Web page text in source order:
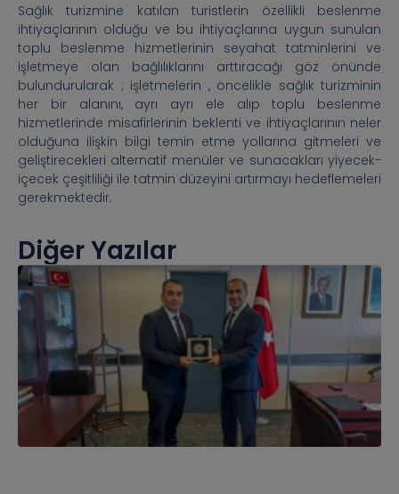
Sağlık turizmine katılan turistlerin özellikli beslenme
ihtiyaçlarının olduğu ve bu ihtiyaçlarına uygun sunulan
toplu beslenme hizmetlerinin seyahat tatminlerini ve
işletmeye olan bağlılıklarını arttıracağı göz önünde
bulundurularak ; işletmelerin , öncelikle sağlık turizminin
her bir alanını, ayrı ayrı ele alıp toplu beslenme
hizmetlerinde misafirlerinin beklenti ve ihtiyaçlarının neler
olduğuna ilişkin bilgi temin etme yollarına gitmeleri ve
geliştirecekleri alternatif menüler ve sunacakları yiyecek-
içecek çeşitliliği ile tatmin düzeyini artırmayı hedeflemeleri
gerekmektedir.
Diğer Yazılar